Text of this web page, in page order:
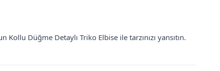
Düğme Detaylı Triko Elbise ile tarzınızı yansıtın.